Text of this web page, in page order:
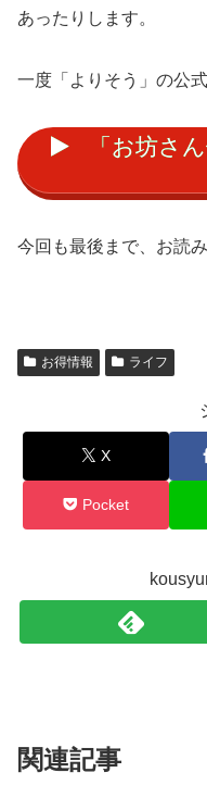
あったりします。
一度「よりそう」の公
「お坊さ
今回も最後まで、お読
お得情報 ライフ
X
Pocket
関連記事